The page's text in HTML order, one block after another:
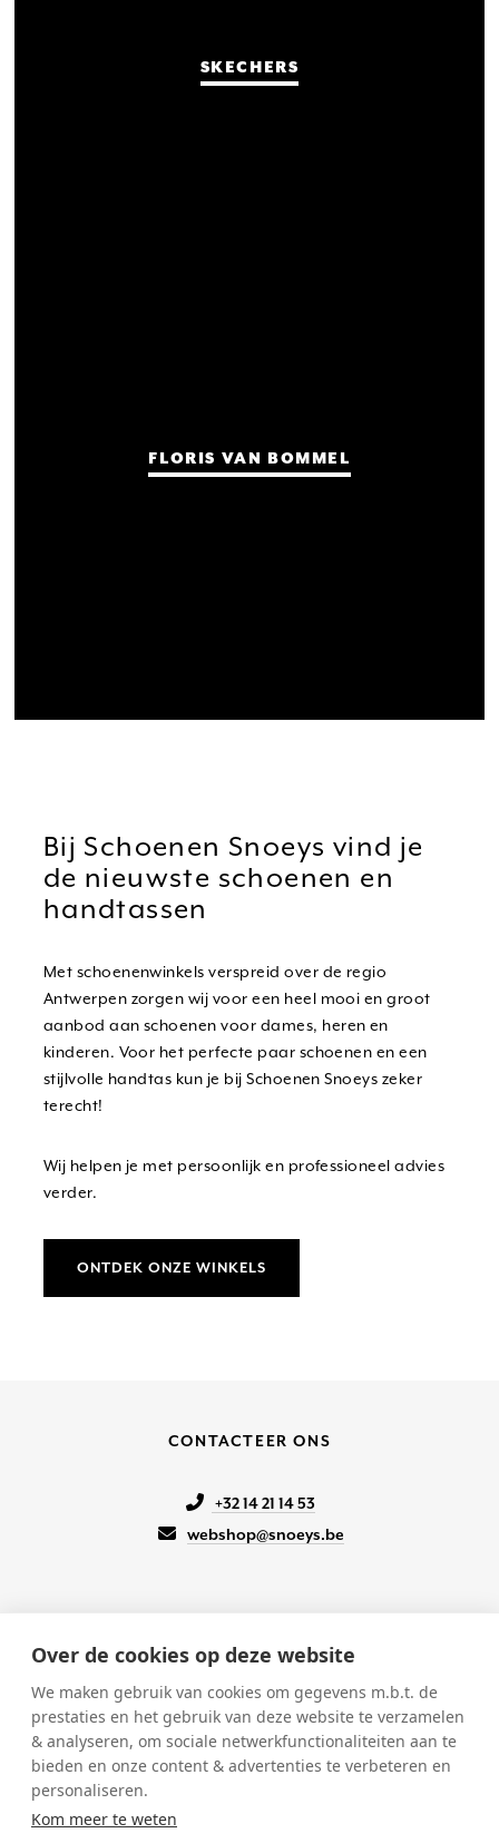
Over de cookies op deze website
We maken gebruik van cookies om gegevens m.b.t. de
prestaties en het gebruik van deze website te verzamelen
& analyseren, om sociale netwerkfunctionaliteiten aan te
bieden en onze content & advertenties te verbeteren en
personaliseren.
Kom meer te weten
SKECHERS
FLORIS VAN BOMMEL
Bij Schoenen Snoeys vind je
de nieuwste schoenen en
handtassen
Met schoenenwinkels verspreid over de regio
Antwerpen zorgen wij voor een heel mooi en groot
aanbod aan schoenen voor dames, heren en
kinderen. Voor het perfecte paar schoenen en een
stijlvolle handtas kun je bij Schoenen Snoeys zeker
terecht!
Wij helpen je met persoonlijk en professioneel advies
verder.
ONTDEK ONZE WINKELS
CONTACTEER ONS
+32 14 21 14 53
webshop@snoeys.be
KLANTENSERVICE
Onze winkels
Verkoopsvoorwaarden